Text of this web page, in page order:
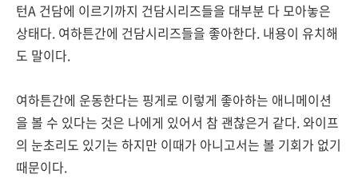
턴A 건담에 이르기까지 건담시리즈들을 대부분 다 모아놓은
상태다. 여하튼간에 건담시리즈들을 좋아한다. 내용이 유치해
도 말이다.
여하튼간에 운동한다는 핑게로 이렇게 좋아하는 애니메이션
을 볼 수 있다는 것은 나에게 있어서 참 괜찮은거 같다. 와이프
의 눈초리도 있기는 하지만 이때가 아니고서는 볼 기회가 없기
때문이다.